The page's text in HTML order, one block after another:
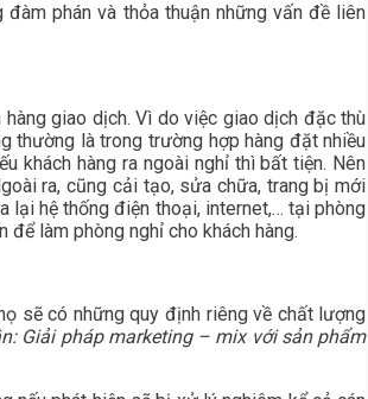
phán và thỏa thuận những vấn đề liên
giao dịch. Vì do việc giao dịch đặc thù
thường là trong trường hợp hàng đặt nhiều
khách hàng ra ngoài nghỉ thì bất tiện. Nên
ra, cũng cải tạo, sửa chữa, trang bị mới
lại hệ thống điện thoại, internet,… tại phòng
làm phòng nghỉ cho khách hàng.
sẽ có những quy định riêng về chất lượng
Giải pháp marketing – mix với sản phẩm